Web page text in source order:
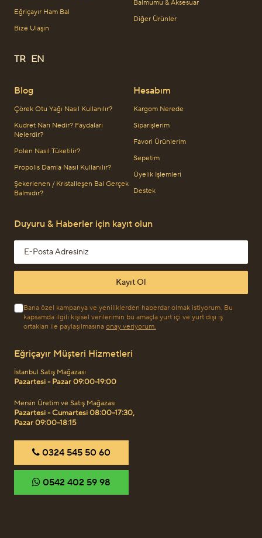
Eğriçayır Ham Bal
Bize Ulaşın
TR EN
Blog
Çörek Otu Yağı Nasıl Kullanılır?
Kudret Narı Nedir? Faydaları
Nelerdir?
Polen Nasıl Tüketilir?
Propolis Damla Nasıl Kullanılır?
Şekerlenen / Kristalleşen Bal Gerçek
Balmıdır?
Balmumu & Aksesuar
Diğer Ürünler
Hesabım
Kargom Nerede
Siparişlerim
Favori Ürünlerim
Sepetim
Üyelik İşlemleri
Destek
Duyuru & Haberler için kayıt olun
Email address
Kayıt Ol
Bana özel kampanya ve yeniliklerden haberdar olmak istiyorum. Bu
kapsamda ilgili kişisel verilerimin bu amaçla yurt içi ve yurt dışı iş
ortakları ile paylaşılmasına onay veriyorum.
Eğriçayır Müşteri Hizmetleri
İstanbul Satış Mağazası
Pazartesi - Pazar 09:00-19:00
Mersin Üretim ve Satış Mağazası
Pazartesi - Cumartesi 08:00–17:30,
Pazar 09:00–18:15
‎0324 545 50 60
‎0542 402 59 98